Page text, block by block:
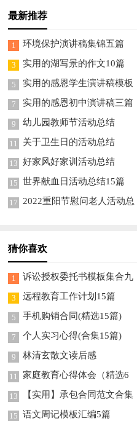
最新推荐
1 环境保护演讲稿集锦五篇
3 实用的湖写景的作文10篇
5
实用的感恩学生演讲稿模板
6篇
7 实用的感恩初中演讲稿三篇
9 幼儿园教师节活动总结
11 关于卫生日的活动总结
13 好家风好家训活动总结
15 世界献血日活动总结15篇
17
2022重阳节慰问老人活动总
猜你喜欢
1
诉讼授权委托书模板集合九
篇
3 远程教育工作计划15篇
5 手机购销合同(精选15篇)
7 个人实习心得(合集15篇)
9 林清玄散文读后感
11
家庭教育心得体会（精选6
篇）
13
【实用】承包合同范文合集
9篇
15 语文周记模板汇编5篇